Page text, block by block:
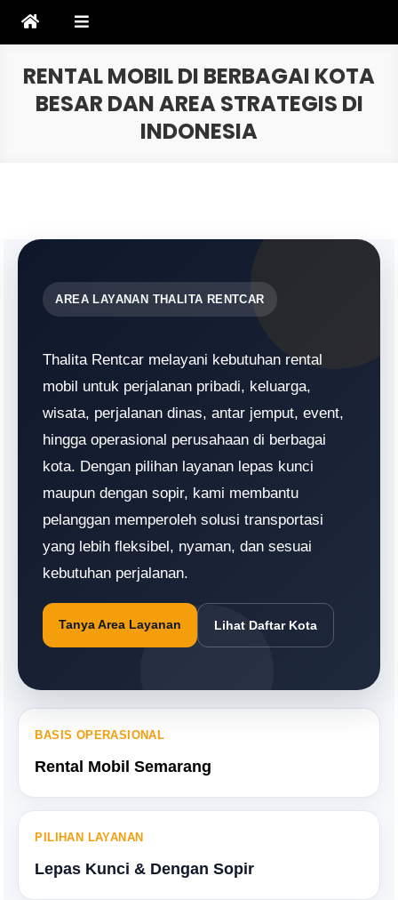
RENTAL MOBIL DI BERBAGAI KOTA
BESAR DAN AREA STRATEGIS DI
INDONESIA
AREA LAYANAN THALITA RENTCAR
Thalita Rentcar melayani kebutuhan rental
mobil untuk perjalanan pribadi, keluarga,
wisata, perjalanan dinas, antar jemput, event,
hingga operasional perusahaan di berbagai
kota. Dengan pilihan layanan lepas kunci
maupun dengan sopir, kami membantu
pelanggan memperoleh solusi transportasi
yang lebih fleksibel, nyaman, dan sesuai
kebutuhan perjalanan.
Tanya Area Layanan Lihat Daftar Kota
BASIS OPERASIONAL
Rental Mobil Semarang
PILIHAN LAYANAN
Lepas Kunci & Dengan Sopir